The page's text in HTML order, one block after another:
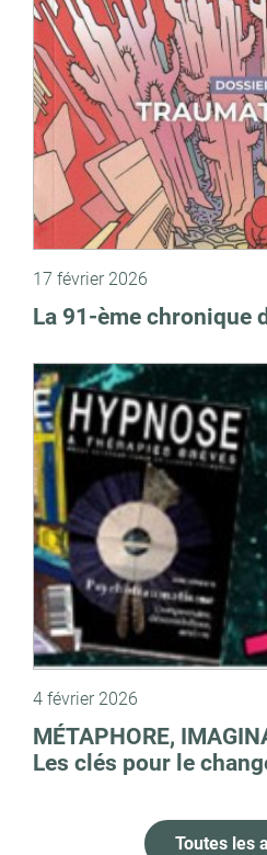
17 février 2026
La 91-ème chronique
4 février 2026
MÉTAPHORE,
Les clés pour le
Toutes les